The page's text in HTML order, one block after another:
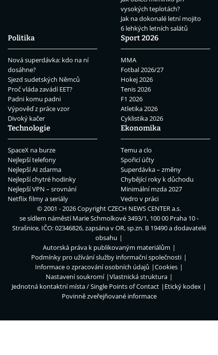
vysokých teplotách?
Jak na dokonalé letní mojito
6 lehkých letních salátů
Politika
Nová superdávka: kdo na ní
dosáhne?
Sjezd sudetských Němců
Proč vláda zavádí EET?
Padni komu padni
Výpověď z práce vzor
Divoký kačer
Sport 2026
MMA
Fotbal 2026/27
Hokej 2026
Tenis 2026
F1 2026
Atletika 2026
Cyklistika 2026
Technologie
SpaceX na burze
Nejlepší telefony
Nejlepší AI zdarma
Nejlepší chytré hodinky
Nejlepší VPN – srovnání
Netflix filmy a seriály
Ekonomika
Temu a clo
Spořicí účty
Superdávka – změny
Chybějící roky k důchodu
Minimální mzda 2027
Vedro v práci
© 2001 - 2026 CopyrightCZECH NEWS CENTER a.s.
se sídlem náměstí Marie Schmolkové 3493/1, 100 00 Praha 10 -
Strašnice, IČO: 02346826, zapsána v OR, sp.zn. B 19490 a dodavatelé
obsahu
Autorská práva k publikovaným materiálům
Podmínky pro užívání služby informační společnosti
Informace o zpracování osobních údajů
Cookies
Nastavení soukromí
Vlastnická struktura
Jednotná kontaktní místa / Single Points of Contact
Etický kodex
Povinně zveřejňované informace